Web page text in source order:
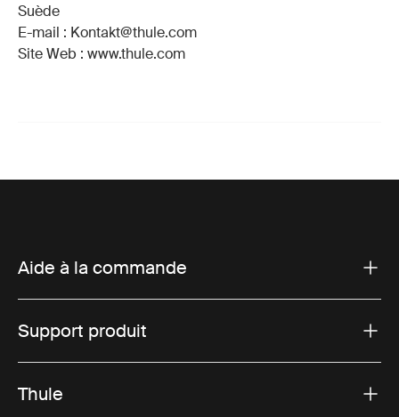
Suède
E-mail : Kontakt@thule.com
Site Web : www.thule.com
Aide à la commande
Support produit
Thule